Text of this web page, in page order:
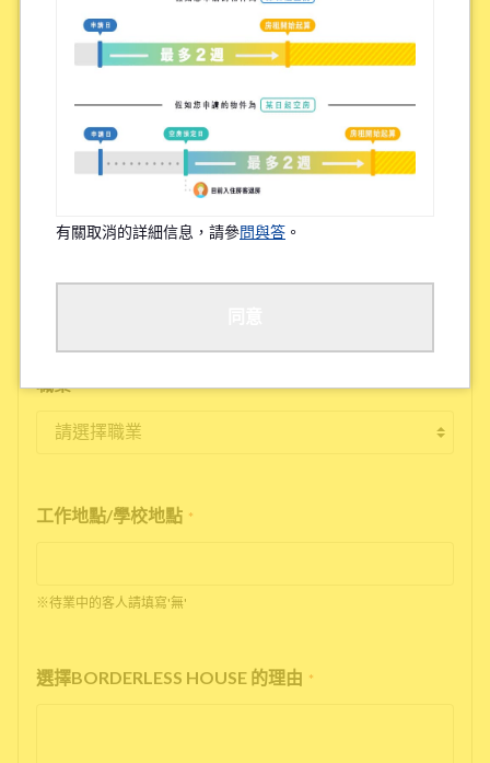
有關自行車停車場 *
需要 不需要
※請注意有些物件可能沒有自行車停車場。
特殊過敏/慢性疾病 *
職業 *
工作地點/學校地點 *
※待業中的客人請填寫'無'
選擇BORDERLESS HOUSE 的理由 *
有關取消的詳細信息，請參問與答 。